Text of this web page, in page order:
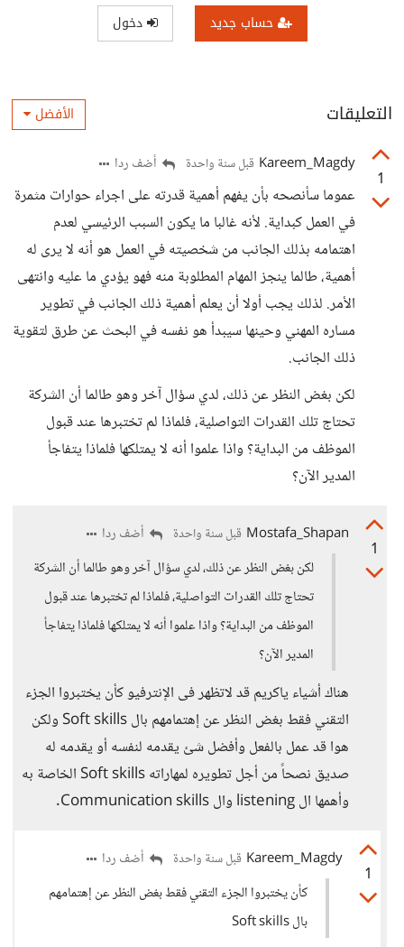
حساب جديد دخول
التعليقات الأفضل
1
Kareem_Magdy قبل سنة واحدة أضف ردا
عموما سأنصحه بأن يفهم أهمية قدرته على اجراء حوارات مثمرة
في العمل كبداية. لأنه غالبا ما يكون السبب الرئيسي لعدم
اهتمامه بذلك الجانب من شخصيته في العمل هو أنه لا يرى له
أهمية، طالما ينجز المهام المطلوبة منه فهو يؤدي ما عليه وانتهى
الأمر. لذلك يجب أولا أن يعلم أهمية ذلك الجانب في تطوير
مساره المهني وحينها سيبدأ هو نفسه في البحث عن طرق لتقوية
ذلك الجانب.
لكن بغض النظر عن ذلك، لدي سؤال آخر وهو طالما أن الشركة
تحتاج تلك القدرات التواصلية، فلماذا لم تختبرها عند قبول
الموظف من البداية؟ واذا علموا أنه لا يمتلكها فلماذا يتفاجأ
المدير الآن؟
1
Mostafa_Shapan قبل سنة واحدة
أضف ردا
لكن بغض النظر عن ذلك، لدي سؤال آخر وهو طالما أن الشركة
تحتاج تلك القدرات التواصلية، فلماذا لم تختبرها عند قبول
الموظف من البداية؟ واذا علموا أنه لا يمتلكها فلماذا يتفاجأ
المدير الآن؟
هناك أشياء ياكريم قد لاتظهر فى الإنترفيو كأن يختبروا الجزء
التقني فقط بغض النظر عن إهتمامهم بال Soft skills ولكن
هوا قد عمل بالفعل وأفضل شئ يقدمه لنفسه أو يقدمه له
صديق نصحاً من أجل تطويره لمهاراته Soft skills الخاصة به
وأهمها ال listening وال Communication skills.
1
Kareem_Magdy قبل سنة واحدة
أضف ردا
كأن يختبروا الجزء التقني فقط بغض النظر عن إهتمامهم
بال Soft skills